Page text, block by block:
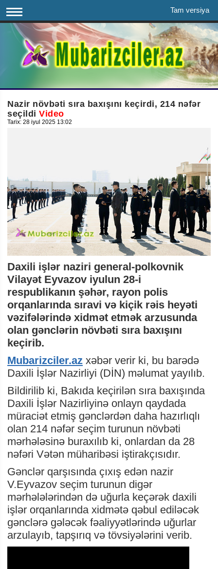
Tam versiya
Nazir növbəti sıra baxışını keçirdi, 214 nəfər
seçildi Video
Tarix: 28 iyul 2025 13:02
Daxili işlər naziri general-polkovnik
Vilayət Eyvazov iyulun 28-i
respublikanın şəhər, rayon polis
orqanlarında sıravi və kiçik rəis heyəti
vəzifələrində xidmət etmək arzusunda
olan gənclərin növbəti sıra baxışını
keçirib.
Mubarizciler.az xəbər verir ki, bu barədə
Daxili İşlər Nazirliyi (DİN) məlumat yayılıb.
Bildirilib ki, Bakıda keçirilən sıra baxışında
Daxili İşlər Nazirliyinə onlayn qaydada
müraciət etmiş gənclərdən daha hazırlıqlı
olan 214 nəfər seçim turunun növbəti
mərhələsinə buraxılıb ki, onlardan da 28
nəfəri Vətən müharibəsi iştirakçısıdır.
Gənclər qarşısında çıxış edən nazir
V.Eyvazov seçim turunun digər
mərhələlərindən də uğurla keçərək daxili
işlər orqanlarında xidmətə qəbul ediləcək
gənclərə gələcək fəaliyyətlərində uğurlar
arzulayıb, tapşırıq və tövsiyələrini verib.